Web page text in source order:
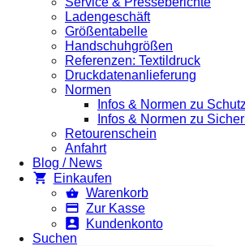
Ladengeschäft
Größentabelle
Handschuhgrößen
Referenzen: Textildruck
Druckdatenanlieferung
Normen
Infos & Normen zu
Infos & Normen zu
Retourenschein
Anfahrt
Blog / News
Einkaufen
Warenkorb
Zur Kasse
Kundenkonto
Suchen